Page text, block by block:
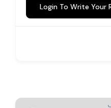
Login To Write Your